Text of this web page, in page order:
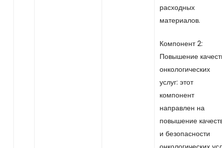
расходных
материалов.
Компонент 2:
Повышение
онкологических
услуг: этот
компонент
направлен на
повышение
и безопасности